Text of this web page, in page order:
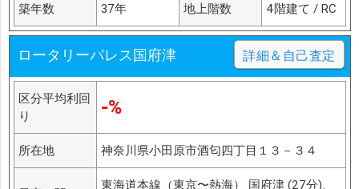
築年数 37年 地上階数 4階建て / RC
ロータリーパレス国府津 詳細＆自己査定
区分平均利回
り
-%
所在地 神奈川県小田原市酒匂四丁目１３－３４
東海道本線（東京〜熱海） 国府津 (27分)、